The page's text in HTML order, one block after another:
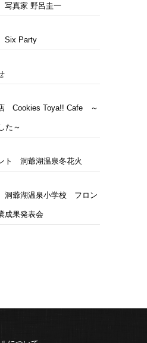
真家 野呂圭一
Six Party
Cookies Toya!! Cafe ～
た～
ト 洞爺湖温泉冬花火
洞爺湖温泉小学校 フロン
成果発表会